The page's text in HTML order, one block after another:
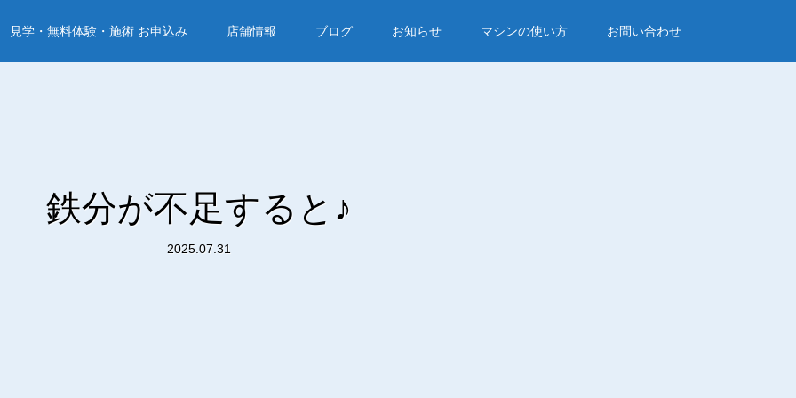
見学・無料体験・施術 お申込み 店舗情報 ブログ お知らせ マシンの使い方 お問い合わせ
鉄分が不足すると♪
2025.07.31